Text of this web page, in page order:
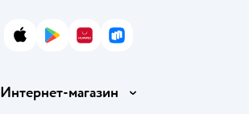
App StoreGoogle Play
AppGallery
RuStore
Интернет-магазин